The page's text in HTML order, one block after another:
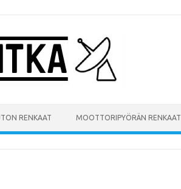
RENKAAT MOOTTORIPYÖRÄN RENKAAT